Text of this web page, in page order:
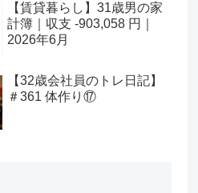
【賃貸暮らし】31歳男の家
計簿｜収支 -903,058 円｜
2026年6月
【32歳会社員のトレ日記】
＃361 体作り⑰